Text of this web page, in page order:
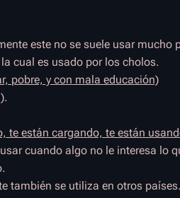
este no se suele usar mucho
cual es usado por los cholos.
pobre, y con mala educación)
te están cargando, te están
cuando algo no le interesa lo
también se utiliza en otros países.